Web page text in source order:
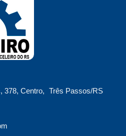
378, Centro, Três Passos/RS